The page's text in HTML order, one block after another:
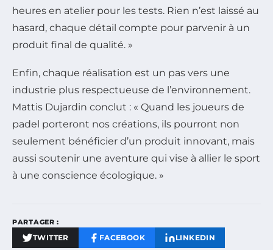
heures en atelier pour les tests. Rien n’est laissé au
hasard, chaque détail compte pour parvenir à un
produit final de qualité. »
Enfin, chaque réalisation est un pas vers une
industrie plus respectueuse de l’environnement.
Mattis Dujardin conclut : « Quand les joueurs de
padel porteront nos créations, ils pourront non
seulement bénéficier d’un produit innovant, mais
aussi soutenir une aventure qui vise à allier le sport
à une conscience écologique. »
PARTAGER :
TWITTER FACEBOOK LINKEDIN